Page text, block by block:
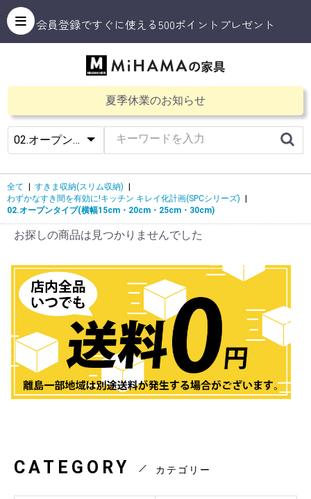
会員登録ですぐに使える500ポイントプレゼント
夏季休業のお知らせ
全て | すきま収納(スリム収納) |
わずかなすき間を有効に!キッチン キレイ化計画(SPCシリーズ) |
02.オープンタイプ(横幅15cm・20cm・25cm・30cm)
お探しの商品は見つかりませんでした
CATEGORY カテゴリー